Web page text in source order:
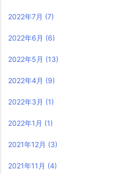
2022年7月 (7)
2022年6月 (6)
2022年5月 (13)
2022年4月 (9)
2022年3月 (1)
2022年1月 (1)
2021年12月 (3)
2021年11月 (4)